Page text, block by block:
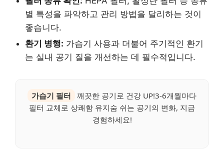
별 특성을 파악하고 관리 방법을 달리하는 것이
좋습니다.
환기 병행: 가습기 사용과 더불어 주기적인 환기
는 실내 공기 질을 개선하는 데 필수적입니다.
가습기 필터
깨끗한 공기로 건강 UP!3-6개월마다
필터 교체로 상쾌함 유지숨 쉬는 공기의 변화, 지금
경험하세요!